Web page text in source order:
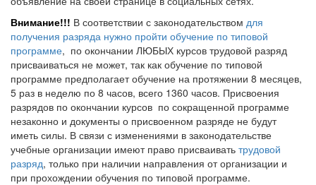
Внимание!!! В соответствии с законодательством для
получения разряда нужно пройти обучение по типовой
программе, по окончании ЛЮБЫХ курсов трудовой разряд
присваиваться не может, так как обучение по типовой
программе предполагает обучение на протяжении 8 месяцев,
5 раз в неделю по 8 часов, всего 1360 часов. Присвоения
разрядов по окончании курсов по сокращенной программе
незаконно и документы о присвоенном разряде не будут
иметь силы. В связи с изменениями в законодательстве
учебные организации имеют право присваивать трудовой
разряд, только при наличии направления от организации и
при прохождении обучения по типовой программе.